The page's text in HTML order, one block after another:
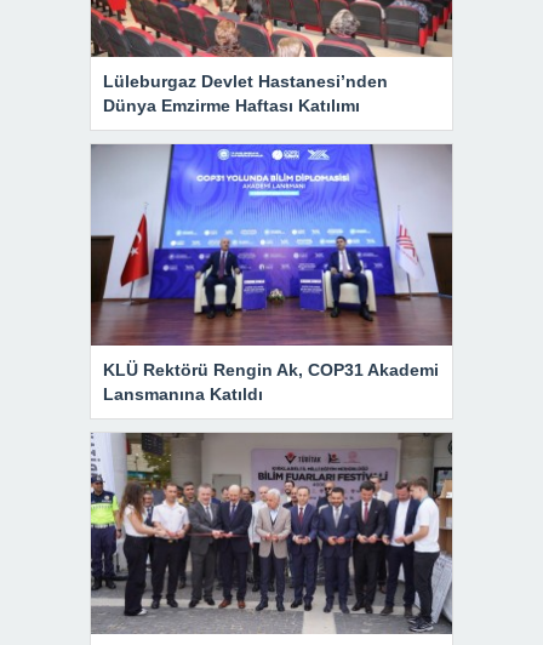
Lüleburgaz Devlet Hastanesi’nden
Dünya Emzirme Haftası Katılımı
KLÜ Rektörü Rengin Ak, COP31 Akademi
Lansmanına Katıldı